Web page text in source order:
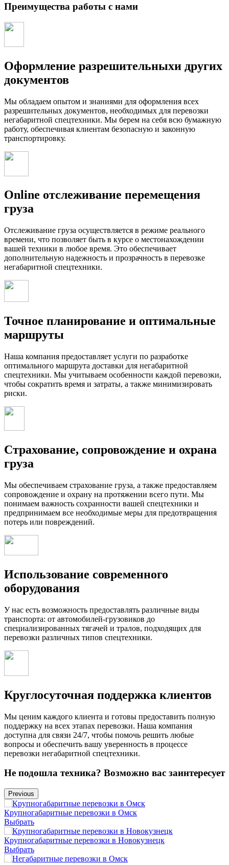
Преимущества работы с нами
Оформление разрешительныхи других
документов
Мы обладаем опытом и знаниями для оформления всех
разрешительных документов, необходимых для перевозки
негабаритной спецтехники. Мы берем на себя всю бумажную
работу, обеспечивая клиентам безопасную и законную
транспортировку.
Online отслеживание перемещения
груза
Отслеживание груза осуществляется в режиме реального
времени, что позволяет быть в курсе о местонахождении
вашей техники в любое время. Это обеспечивает
дополнительную надежность и прозрачность в перевозке
негабаритной спецтехники.
Точное планирование и оптимальные
маршруты
Наша компания предоставляет услуги по разработке
оптимального маршрута доставки для негабаритной
спецтехники. Мы учитываем особенности каждой перевозки,
чтобы сократить время и затраты, а также минимизировать
риски.
Страхование, сопровождение и охрана
груза
Мы обеспечиваем страхование груза, а также предоставляем
сопровождение и охрану на протяжении всего пути. Мы
понимаем важность сохранности вашей спецтехники и
предпринимаем все необходимые меры для предотвращения
потерь или повреждений.
Использование современного
оборудования
У нас есть возможность предоставлять различные виды
транспорта: от автомобилей-грузовиков до
специализированных тягачей и тралов, подходящих для
перевозки различных типов спецтехники.
Круглосуточная поддержка клиентов
Мы ценим каждого клиента и готовы предоставить полную
поддержку на всех этапах перевозки. Наша компания
доступна для связи 24/7, чтобы помочь решить любые
вопросы и обеспечить вашу уверенность в процессе
перевозки негабаритной спецтехники.
Не подошла техника? Возможно вас заинтересует
Previous
Крупногабаритные перевозки в Омск
Выбрать
Крупногабаритные перевозки в Новокузнецк
Выбрать